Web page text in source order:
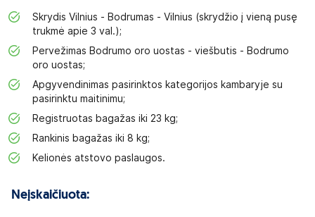
Skrydis Vilnius - Bodrumas - Vilnius (skrydžio į vieną pusę
trukmė apie 3 val.);
Pervežimas Bodrumo oro uostas - viešbutis - Bodrumo
oro uostas;
Apgyvendinimas pasirinktos kategorijos kambaryje su
pasirinktu maitinimu;
Registruotas bagažas iki 23 kg;
Rankinis bagažas iki 8 kg;
Kelionės atstovo paslaugos.
Neįskaičiuota: